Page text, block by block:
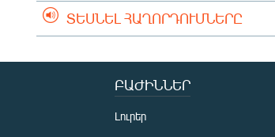
ՏԵՍՆԵԼ ՀԱՂՈՐԴՈՒՄՆԵՐԸ
ԲԱԺԻՆՆԵՐ
Լուրեր